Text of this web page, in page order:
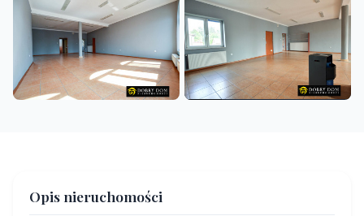
Opis nieruchomości